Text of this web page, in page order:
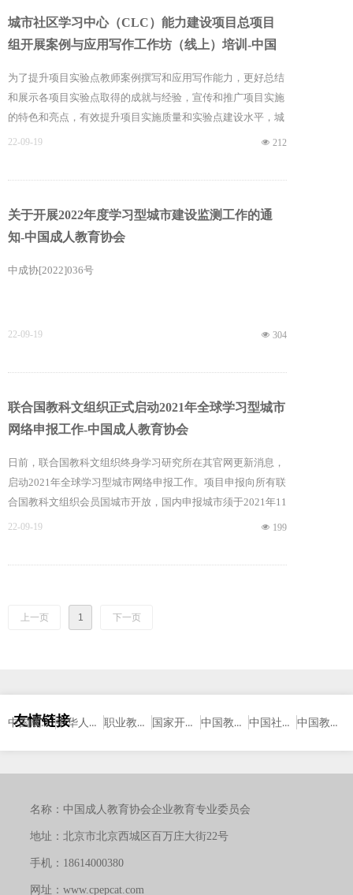
城市社区学习中心（CLC）能力建设项目总项目
组开展案例与应用写作工作坊（线上）培训-中国
为了提升项目实验点教师案例撰写和应用写作能力，更好总结
和展示各项目实验点取得的成就与经验，宣传和推广项目实施
的特色和亮点，有效提升项目实施质量和实验点建设水平，城
市社区学习中心（CLC）能力建设项目总项目组于2022年5月
넶 212
22-09-19
关于开展2022年度学习型城市建设监测工作的通
知-中国成人教育协会
中成协[2022]036号
넶 304
22-09-19
联合国教科文组织正式启动2021年全球学习型城市
网络申报工作-中国成人教育协会
日前，联合国教科文组织终身学习研究所在其官网更新消息，
启动2021年全球学习型城市网络申报工作。项目申报向所有联
合国教科文组织会员国城市开放，国内申报城市须于2021年11
月1日前将相关材料提交中国联合国教科文组织全国委员会秘
넶 199
22-09-19
上一页 1 下一页
中国成人教育协会 中华人民共和国教育部 职业教育与成人教育司 国家开放大学 中国教育科学研究院 中国社区教育网 中国教育新闻网
友情链接
名称： 中国成人教育协会企业教育专业委员会
地址： 北京市北京西城区百万庄大街22号
手机： 18614000380
网址： www.cpepcat.com